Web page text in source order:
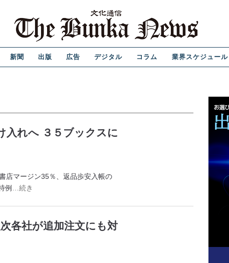
新聞 出版 広告 デジタル コラム 業界スケジュール
入れへ ３５ブックスに
店マージン35％、返品歩安入帳の
例
…続き
各社が追加注文にも対